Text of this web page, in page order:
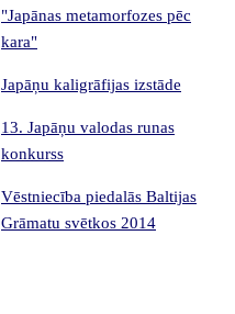
"Japānas metamorfozes pēc
kara"
Japāņu kaligrāfijas izstāde
13. Japāņu valodas runas
konkurss
Vēstniecība piedalās Baltijas
Grāmatu svētkos 2014